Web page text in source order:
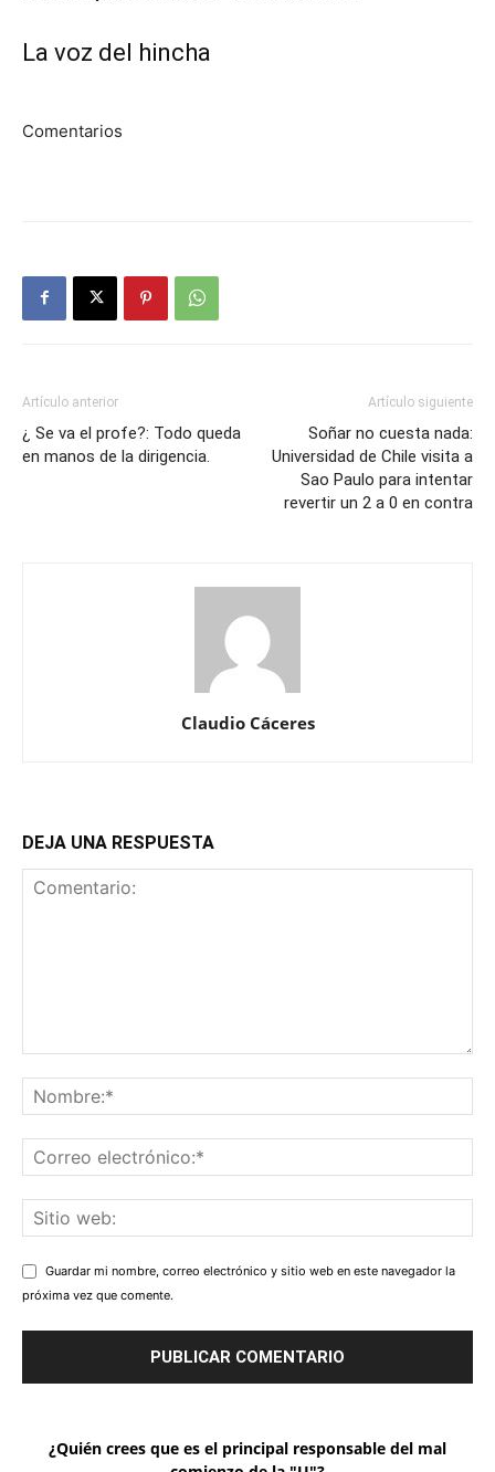
La voz del hincha
Comentarios
Artículo anterior
¿ Se va el profe?: Todo queda
en manos de la dirigencia.
Artículo siguiente
Soñar no cuesta nada:
Universidad de Chile visita a
Sao Paulo para intentar
revertir un 2 a 0 en contra
Claudio Cáceres
DEJA UNA RESPUESTA
Guardar mi nombre, correo electrónico y sitio web en este navegador la
próxima vez que comente.
¿Quién crees que es el principal responsable del mal